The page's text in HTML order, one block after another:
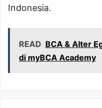
Indonesia.
READ BCA & Alter
di myBCA Academy